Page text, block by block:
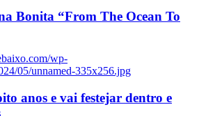
Bonita “From The Ocean To
wp-
05/unnamed-335x256.jpg
anos e vai festejar dentro e